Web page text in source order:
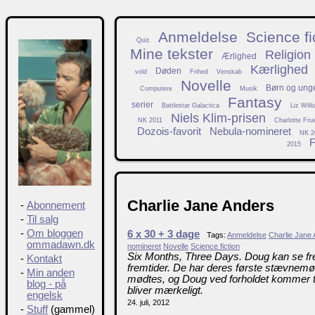
Quiz Anmeldelse
Science
Mine tekster
Ærlighed Religion
vold Døden Frihed Venskab Kærlighed
Computere Novelle Musik
Børn og
serier
Battlestar Galactica Fantasy Liz
NK 2011 Niels Klim-prisen Charlotte
Dozois-favorit Nebula-nomineret
NK
2015
Charlie Jane Anders
6 x 30 + 3 dage Tags: Anmeldelse Charlie Jane
nomineret Novelle Science fiction
Six Months, Three Days. Doug kan se
fremtider. De har deres første
mødtes, og Doug ved forholdet kommer
bliver mærkeligt.
24. juli, 2012
- Abonnement
- Til salg
- Om bloggen
ommadawn.dk
- Kontakt
- Min anden
blog - på
engelsk
- Stuff(gammel)